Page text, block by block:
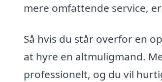
mere omfattende service,
Så hvis du står overfor en
at hyre en altmuligmand.
professionelt, og du vil